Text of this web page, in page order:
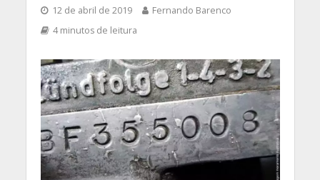
12 de abril de 2019
Fernando Barenco
4 minutos de leitura